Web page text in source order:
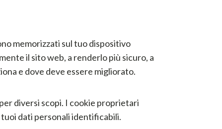
memorizzati sul tuo dispositivo
il sito web, a renderlo più sicuro, a
e dove deve essere migliorato.
diversi scopi. I cookie proprietari
dati personali identificabili.